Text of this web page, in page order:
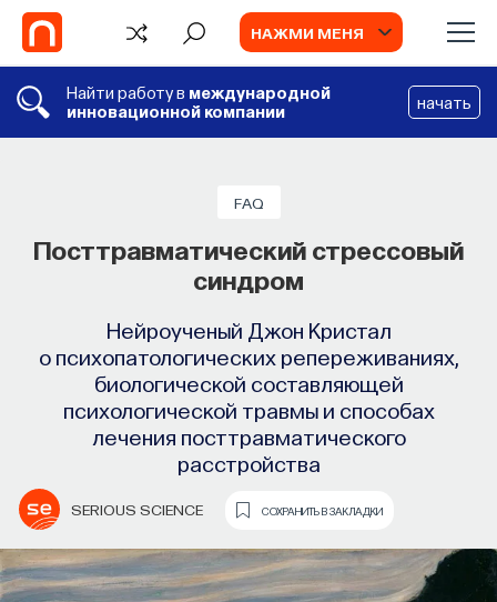
НАЖМИ МЕНЯ
Найти работу в международной
инновационной компании
начать
FAQ
Посттравматический стрессовый
синдром
Нейроученый Джон Кристал
о психопатологических репереживаниях,
биологической составляющей
психологической травмы и способах
лечения посттравматического
расстройства
SERIOUS SCIENCE СОХРАНИТЬ В ЗАКЛАДКИ